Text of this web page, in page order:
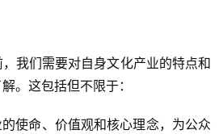
我们需要对自身文化产业的特点和
。这包括但不限于：
使命、价值观和核心理念，为公众